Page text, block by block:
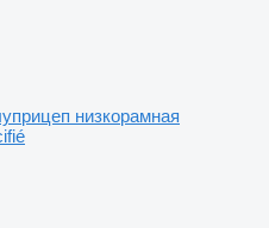
низкорамная